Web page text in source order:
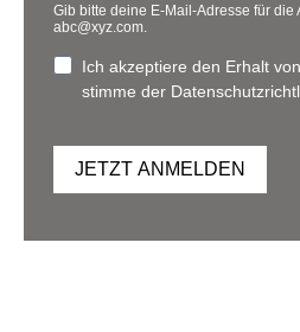
Gib bitte deine E-Mail-Adresse für die
abc@xyz.com.
Ich akzeptiere den Erhalt
stimme der
JETZT ANMELDEN